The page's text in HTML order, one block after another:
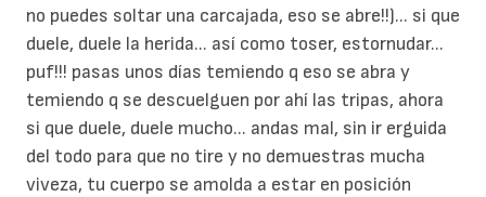
no puedes soltar una carcajada, eso se abre!!)... si que
duele, duele la herida... así como toser, estornudar...
puf!!! pasas unos días temiendo q eso se abra y
temiendo q se descuelguen por ahí las tripas, ahora
si que duele, duele mucho... andas mal, sin ir erguida
del todo para que no tire y no demuestras mucha
viveza, tu cuerpo se amolda a estar en posición